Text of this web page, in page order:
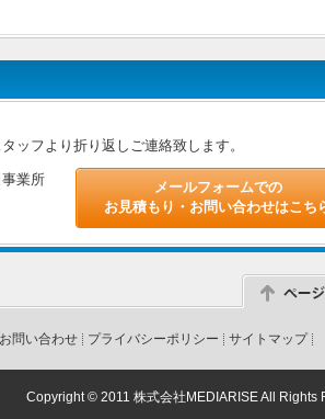
ッフより折り返しご連絡致します。
業所
メールフォームでの
お見積もり・お問い合わせはこち
お問い合わせ プライバシーポリシー サイトマップ
Copyright © 2011 株式会社MEDIARISE All Rights